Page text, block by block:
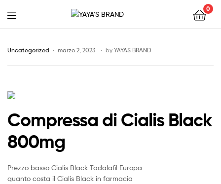
BRAND
0
Uncategorized marzo 2, 2023 by YAYAS BRAND
Compressa di Cialis Black
800mg
Prezzo basso Cialis Black Tadalafil Europa
quanto costa il Cialis Black in farmacia